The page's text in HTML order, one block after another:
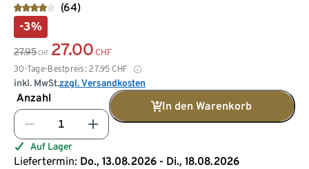
(64)
-3%
27.95 CHF 27.00 CHF
30-Tage-Bestpreis: 27.95 CHF
inkl. MwSt.zzgl. Versandkosten
Anzahl
In den Warenkorb
Auf Lager
Liefertermin: Do., 13.08.2026 - Di., 18.08.2026